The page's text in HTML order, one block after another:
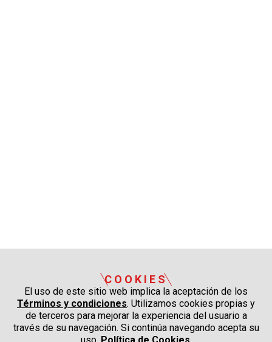
COOKIES
El uso de este sitio web implica la aceptación de los
Términos y condiciones. Utilizamos cookies propias y
de terceros para mejorar la experiencia del usuario a
través de su navegación. Si continúa navegando acepta su